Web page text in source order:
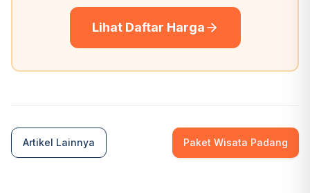
Lihat Daftar Harga
Artikel Lainnya Paket Wisata Padang